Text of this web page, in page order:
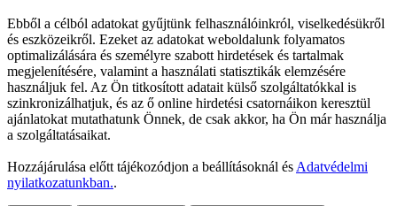
Ebből a célból adatokat gyűjtünk felhasználóinkról, viselkedésükről
és eszközeikről. Ezeket az adatokat weboldalunk folyamatos
optimalizálására és személyre szabott hirdetések és tartalmak
megjelenítésére, valamint a használati statisztikák elemzésére
használjuk fel. Az Ön titkosított adatait külső szolgáltatókkal is
szinkronizálhatjuk, és az ő online hirdetési csatornáikon keresztül
ajánlatokat mutathatunk Önnek, de csak akkor, ha Ön már használja
a szolgáltatásaikat.
Hozzájárulása előtt tájékozódjon a beállításoknál és Adatvédelmi
nyilatkozatunkban..